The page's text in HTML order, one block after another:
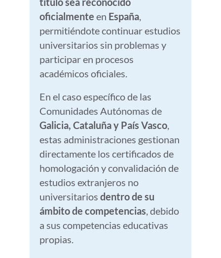
oficialmente en España,
permitiéndote continuar estudios
universitarios sin problemas y
participar en procesos
académicos oficiales.
En el caso específico de las
Comunidades Autónomas de
Galicia, Cataluña y País Vasco,
estas administraciones gestionan
directamente los certificados de
homologación y convalidación de
estudios extranjeros no
universitarios dentro de su
ámbito de competencias, debido
a sus competencias educativas
propias.